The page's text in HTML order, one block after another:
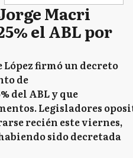
Macri
el ABL por
firmó un decreto
de
del ABL y que
Legisladores
recién este viernes,
sido decretada